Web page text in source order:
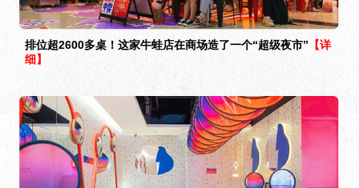
排位超2600多桌！这家牛蛙店在商场造了一个“超级夜市” 【详
细】